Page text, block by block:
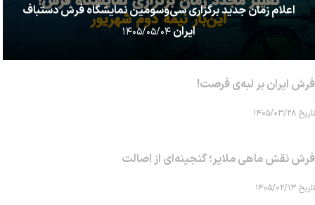
اعلام زمان جدید برگزاری سی‌وسومین نمایشگاه فرش دستباف
ایران۱۴۰۵/۰۵/۰۴
فرش ایران بر لبه‌ی فرصت!
تاریخ ۱۴۰۵/۰۳/۲۸
فرش نقش ماهی‌ ملایر؛ گنجینه‌ای از اصالت
تاریخ ۱۴۰۵/۰۲/۱۳